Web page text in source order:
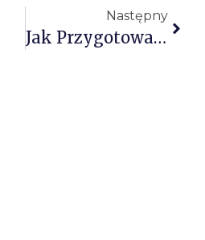
Następny
Jak Przygotować Zakład Wodociągowy Do KSeF 2026